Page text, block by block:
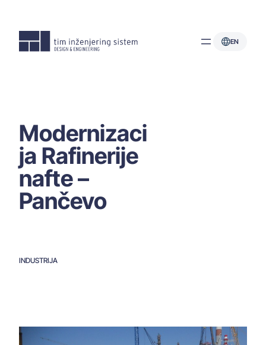
sadržaj
EN
Modernizaci
ja Rafinerije
nafte –
Pančevo
INDUSTRIJA